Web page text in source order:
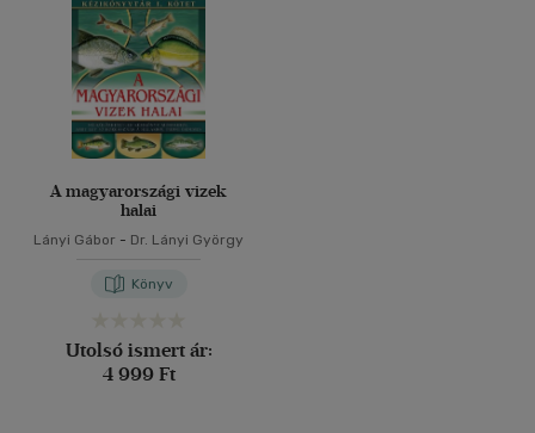
A magyarországi vizek
halai
Lányi Gábor - Dr. Lányi György
Könyv
Utolsó ismert ár:
4 999 Ft